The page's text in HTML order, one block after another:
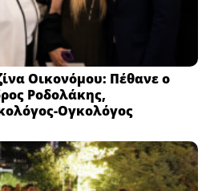
Οικονόμου: Πέθανε ο
Ροδολάκης,
Ογκολόγος